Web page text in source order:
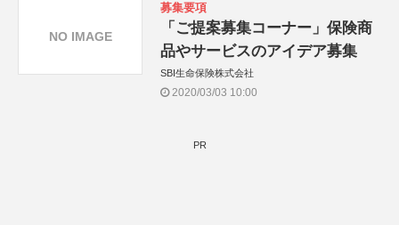
募集要項
「ご提案募集コーナー」保険商
品やサービスのアイデア募集
SBI生命保険株式会社
2020/03/03 10:00
NO IMAGE
PR